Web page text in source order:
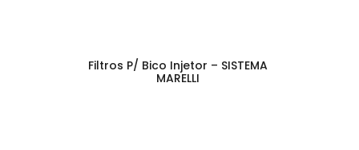
Filtros P/ Bico Injetor – SISTEMA
MARELLI